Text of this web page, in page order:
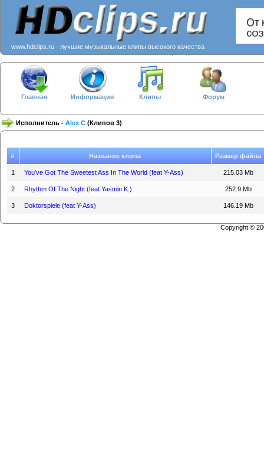
www.hdclips.ru - лучшие музыкальные клипы высокого качества
Главная Информация Клипы Форум
Исполнитель - Alex C (Клипов 3)
# Название клипа Размер файла
1 You've Got The Sweetest Ass In The World (feat Y-Ass) 215.03 Mb
2 Rhythm Of The Night (feat Yasmin K.) 252.9 Mb
3 Doktorspiele (feat Y-Ass) 146.19 Mb
Copyright ©